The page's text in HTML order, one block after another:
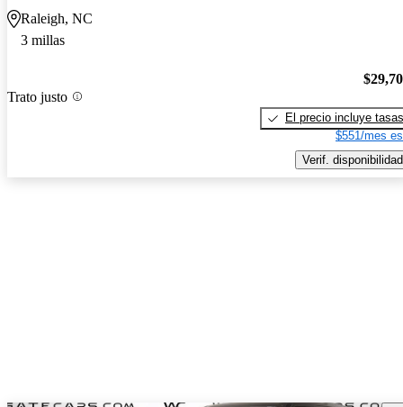
Raleigh, NC
3 millas
Trato justo
El precio incluye tasas
$551/mes
Verif. disponibilidad